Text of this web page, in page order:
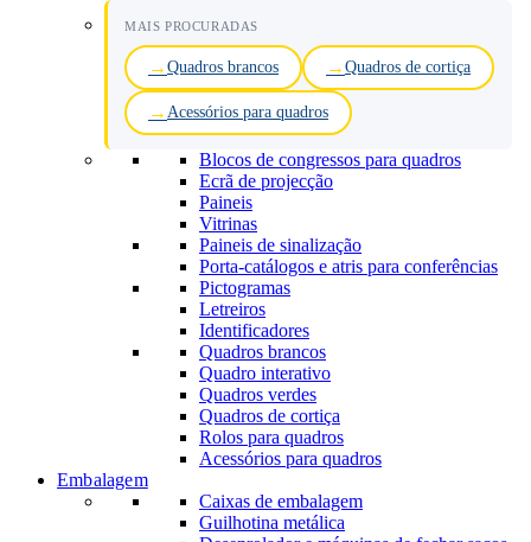
MAIS PROCURADAS
Quadros brancos Quadros de cortiça
Acessórios para quadros
Blocos de congressos para quadros
Ecrã de projecção
Paineis
Vitrinas
Paineis de sinalização
Porta-catálogos e atris para conferências
Pictogramas
Letreiros
Identificadores
Quadros brancos
Quadro interativo
Quadros verdes
Quadros de cortiça
Rolos para quadros
Acessórios para quadros
Embalagem
Caixas de embalagem
Guilhotina metálica